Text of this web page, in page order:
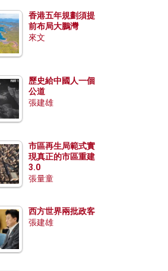
香港五年規劃須提
前布局大鵬灣
來文
歷史給中國人一個
公道
張建雄
市區再生局範式實
現真正的市區重建
3.0
張量童
西方世界兩批政客
張建雄